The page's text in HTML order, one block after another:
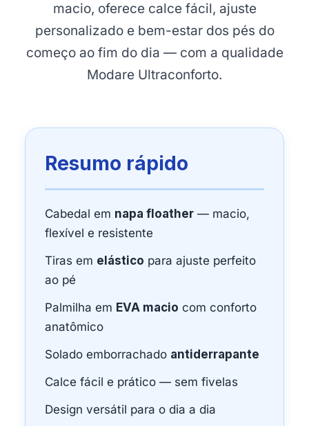
macio, oferece calce fácil, ajuste
personalizado e bem-estar dos pés do
começo ao fim do dia — com a qualidade
Modare Ultraconforto.
Resumo rápido
Cabedal em napa floather — macio,
flexível e resistente
Tiras em elástico para ajuste perfeito
ao pé
Palmilha em EVA macio com conforto
anatômico
Solado emborrachado antiderrapante
Calce fácil e prático — sem fivelas
Design versátil para o dia a dia